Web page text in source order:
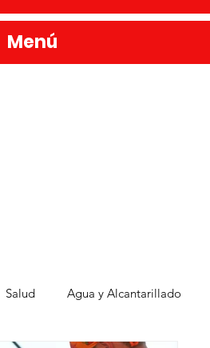
Salud Agua y Alcantarillado
Menú